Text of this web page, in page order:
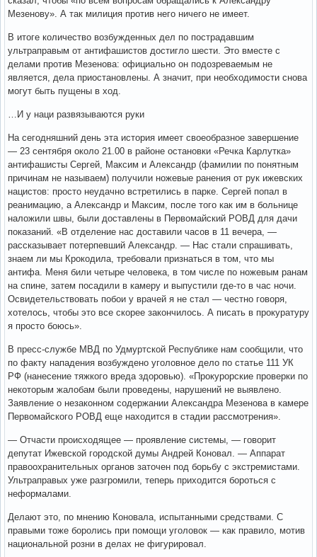
Мезенову». А так милиция против него ничего не имеет.
В итоге количество возбужденных дел по пострадавшим
ультраправым от антифашистов достигло шести. Это вместе с
делами против Мезенова: официально он подозреваемым не
является, дела приостановлены. А значит, при необходимости снова
могут быть пущены в ход.
…И у наци развязываются руки
На сегодняшний день эта история имеет своеобразное завершение
— 23 сентября около 21.00 в районе остановки «Речка Карлутка»
антифашисты Сергей, Максим и Александр (фамилии по понятным
причинам не называем) получили ножевые ранения от рук ижевских
нацистов: просто неудачно встретились в парке. Сергей попал в
реанимацию, а Александр и Максим, после того как им в больнице
наложили швы, были доставлены в Первомайский РОВД для дачи
показаний. «В отделение нас доставили часов в 11 вечера, —
рассказывает потерпевший Александр. — Нас стали спрашивать,
знаем ли мы Крокодила, требовали признаться в том, что мы
антифа. Меня били четыре человека, в том числе по ножевым ранам
на спине, затем посадили в камеру и выпустили где-то в час ночи.
Освидетельствовать побои у врачей я не стал — честно говоря,
хотелось, чтобы это все скорее закончилось. А писать в прокуратуру
я просто боюсь».
В пресс-службе МВД по Удмуртской Республике нам сообщили, что
по факту нападения возбуждено уголовное дело по статье 111 УК
РФ (нанесение тяжкого вреда здоровью). «Прокурорские проверки по
некоторым жалобам были проведены, нарушений не выявлено.
Заявление о незаконном содержании Александра Мезенова в камере
Первомайского РОВД еще находится в стадии рассмотрения».
— Отчасти происходящее — проявление системы, — говорит
депутат Ижевской городской думы Андрей Коновал. — Аппарат
правоохранительных органов заточен под борьбу с экстремистами.
Ультраправых уже разгромили, теперь приходится бороться с
неформалами.
Делают это, по мнению Коновала, испытанными средствами. С
правыми тоже боролись при помощи уголовок — как правило, мотив
национальной розни в делах не фигурировал.